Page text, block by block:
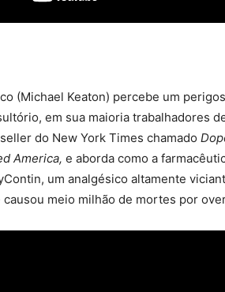
(Michael Keaton) percebe um
em sua maioria trabalhadores
do New York Times chamado
America, e aborda como a
um analgésico altamente
meio milhão de mortes por